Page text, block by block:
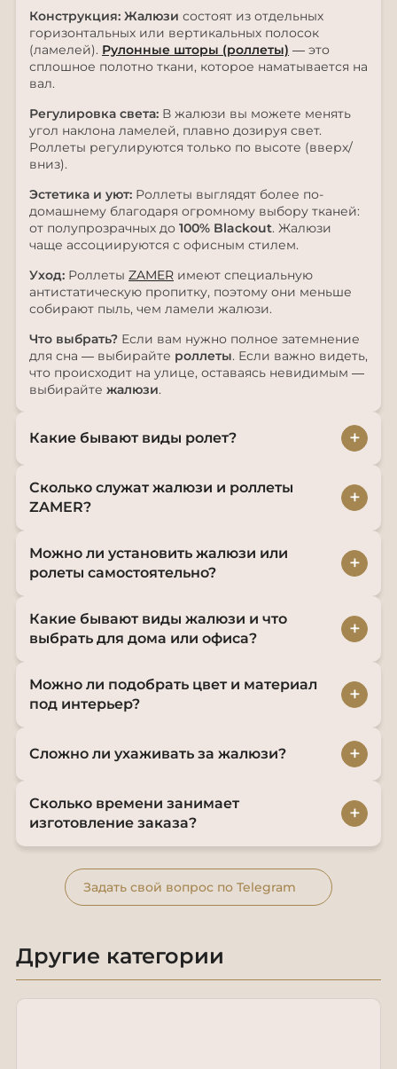
Конструкция: Жалюзи состоят из отдельных
горизонтальных или вертикальных полосок
(ламелей). Рулонные шторы (роллеты) — это
сплошное полотно ткани, которое наматывается на
вал.
Регулировка света: В жалюзи вы можете менять
угол наклона ламелей, плавно дозируя свет.
Роллеты регулируются только по высоте (вверх/
вниз).
Эстетика и уют: Роллеты выглядят более по-
домашнему благодаря огромному выбору тканей:
от полупрозрачных до 100% Blackout. Жалюзи
чаще ассоциируются с офисным стилем.
Уход: Роллеты ZAMER имеют специальную
антистатическую пропитку, поэтому они меньше
собирают пыль, чем ламели жалюзи.
Что выбрать? Если вам нужно полное затемнение
для сна — выбирайте роллеты. Если важно видеть,
что происходит на улице, оставаясь невидимым —
выбирайте жалюзи.
Какие бывают виды ролет? +
Сколько служат жалюзи и роллеты
ZAMER?
+
Можно ли установить жалюзи или
ролеты самостоятельно?
+
Какие бывают виды жалюзи и что
выбрать для дома или офиса?
+
Можно ли подобрать цвет и материал
под интерьер?
+
Сложно ли ухаживать за жалюзи? +
Сколько времени занимает
изготовление заказа?
+
Задать свой вопрос по Telegram
Другие категории